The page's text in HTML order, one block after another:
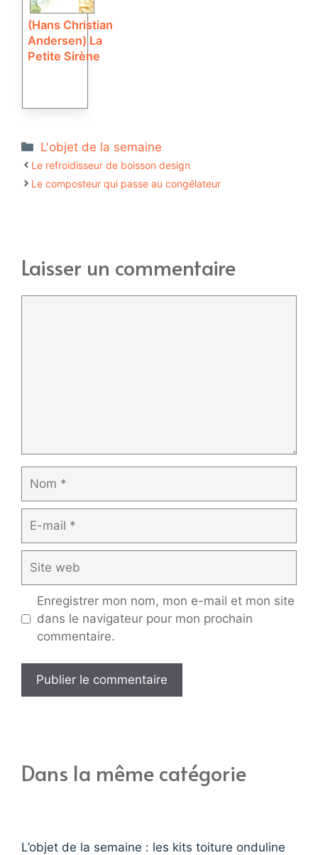
(Hans Christian
Andersen) La
Petite Sirène
Catégories
L'objet de la semaine
Le refroidisseur de boisson design
Le composteur qui passe au congélateur
Laisser un commentaire
mail
web
Enregistrer mon nom, mon e-mail et mon site
dans le navigateur pour mon prochain
commentaire.
Dans la même catégorie
L’objet de la semaine : les kits toiture onduline